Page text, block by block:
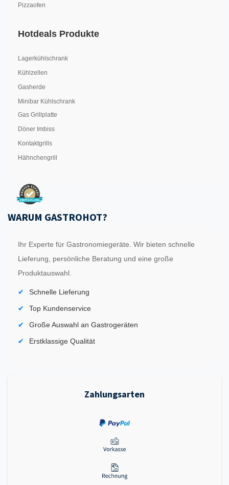
Pizzaofen
Hotdeals Produkte
Lagerkühlschrank
Kühlzellen
Gasherde
Minibar Kühlschrank
Gas Grillplatte
Döner Imbiss
Kontaktgrills
Hähnchengrill
WARUM GASTROHOT?
Ihr Experte für Gastronomiegeräte. Wir bieten schnelle
Lieferung, persönliche Beratung und eine große
Produktauswahl.
Schnelle Lieferung
Top Kundenservice
Große Auswahl an Gastrogeräten
Erstklassige Qualität
Zahlungsarten